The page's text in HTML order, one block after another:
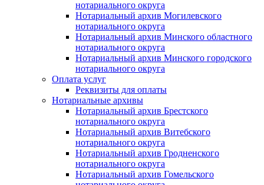
нотариального округа
Нотариальный архив Могилевского
нотариального округа
Нотариальный архив Минского областного
нотариального округа
Нотариальный архив Минского городского
нотариального округа
Оплата услуг
Реквизиты для оплаты
Нотариальные архивы
Нотариальный архив Брестского
нотариального округа
Нотариальный архив Витебского
нотариального округа
Нотариальный архив Гродненского
нотариального округа
Нотариальный архив Гомельского